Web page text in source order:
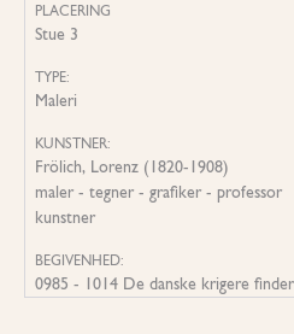
PLACERING
Stue 3
TYPE:
Maleri
KUNSTNER:
Frölich, Lorenz (1820-1908)
maler - tegner - grafiker - professor
kunstner
BEGIVENHED:
0985 - 1014 De danske krigere